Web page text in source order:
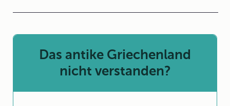
Das antike Griechenland
nicht verstanden?